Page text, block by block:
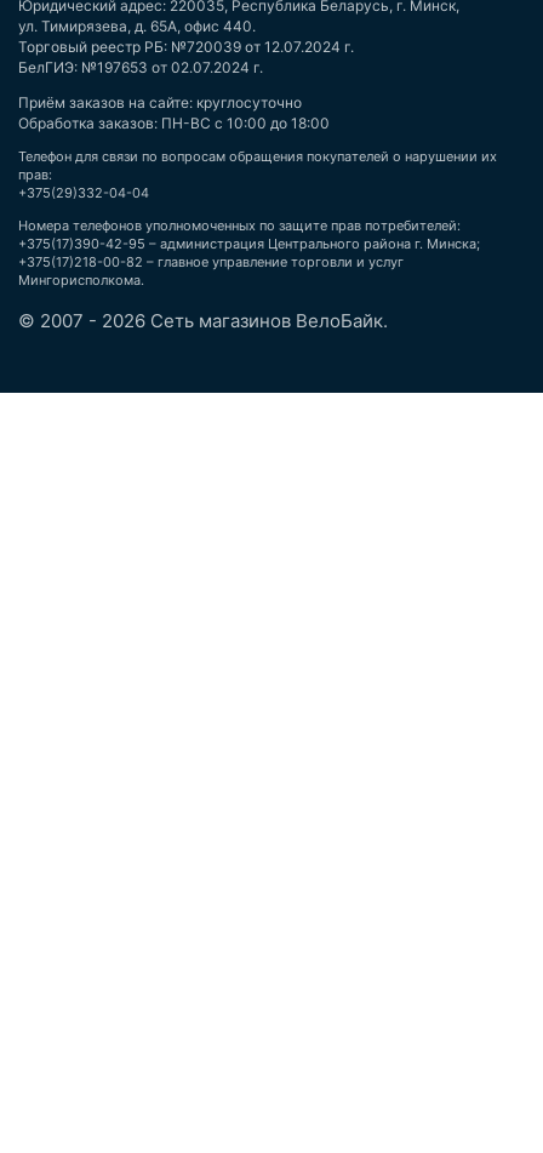
Юридический адрес: 220035, Республика Беларусь, г. Минск,
ул. Тимирязева, д. 65А, офис 440.
Торговый реестр РБ: №720039 от 12.07.2024 г.
БелГИЭ: №197653 от 02.07.2024 г.
Приём заказов на сайте: круглосуточно
Обработка заказов: ПН-ВС с 10:00 до 18:00
Телефон для связи по вопросам обращения покупателей о нарушении их
прав:
+375(29)332-04-04
Номера телефонов уполномоченных по защите прав потребителей:
+375(17)390-42-95 – администрация Центрального района г. Минска;
+375(17)218-00-82 – главное управление торговли и услуг
Мингорисполкома.
© 2007 - 2026 Сеть магазинов ВелоБайк.